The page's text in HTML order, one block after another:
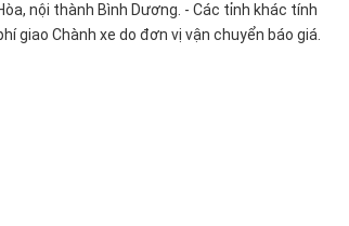
nội thành Bình Dương. - Các tỉnh khác tính
giao Chành xe do đơn vị vận chuyển báo giá.